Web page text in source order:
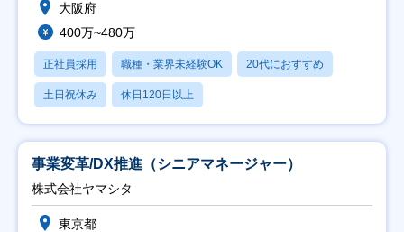
大阪府
400万~480万
正社員採用 職種・業界未経験OK 20代におすすめ
土日祝休み 休日120日以上
事業変革/DX推進（シニアマネージャー）
株式会社ヤマシタ
東京都